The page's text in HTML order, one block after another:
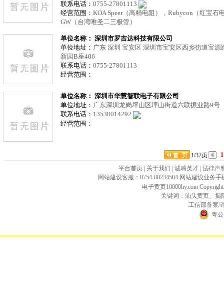
联系电话： 0755-27801113
经营范围： KOA Speer（高精电阻），Rubycon（红宝石
GW（台湾唯圣二三极管）
单位名称： 深圳市罗吉达科技有限公司
单位地址： 广东 深圳 宝安区 深圳市宝安区西乡街道宝源
新园B座406
联系电话： 0755-27801113
经营范围：
单位名称： 深圳市华慧智联电子有限公司
单位地址： 广东深圳龙岗坪山区坪山街道六联振业路9号
联系电话： 13538014292
经营范围：
1/37页
1
平台首页
关于我们 诚聘英才 法律声
网站建设客服：0754-88234504 网站建设业务
电子黄页10000hy.com
关键词： 汕头黄页
揭
工信部备案/
粤公